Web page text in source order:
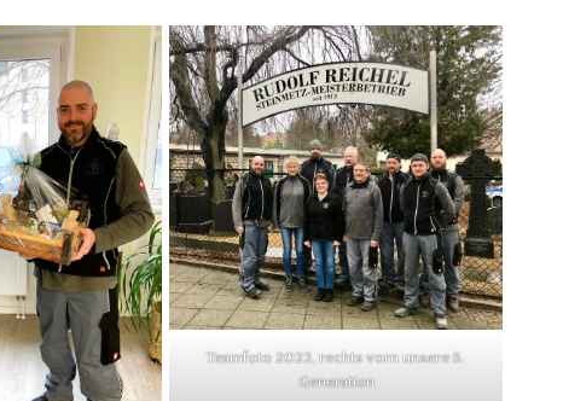
Teamfoto 2023, rechts vorn unsere 5.
Generation